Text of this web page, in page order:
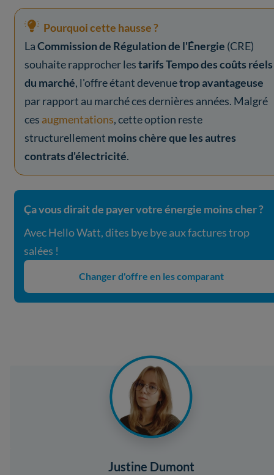
Pourquoi cette hausse ?
LaCommission de Régulation de l'Énergie (CRE)
souhaite rapprocher lestarifs Tempo des coûts réels
du marché, l'offre étant devenuetrop avantageuse
par rapport au marché ces dernières années. Malgré
ces augmentations, cette option reste
structurellement moins chère que les autres
contrats d'électricité.
Ça vous dirait de payer votre énergie moins cher ?
Avec Hello Watt, dites bye bye aux factures trop
salées !
Changer d'offre en les comparant
Justine Dumont